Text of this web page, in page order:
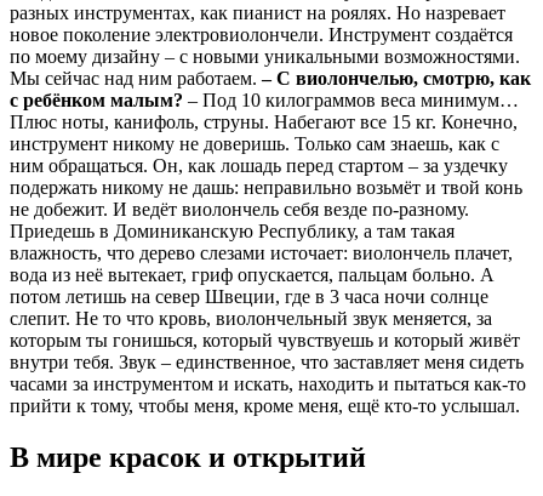
разных инструментах, как пианист на роялях. Но назревает
новое поколение электровиолончели. Инструмент создаётся
по моему дизайну – с новыми уникальными возможностями.
Мы сейчас над ним работаем.– С виолончелью, смотрю, как
с ребёнком малым? – Под 10 килограммов веса минимум…
Плюс ноты, канифоль, струны. Набегают все 15 кг. Конечно,
инструмент никому не доверишь. Только сам знаешь, как с
ним обращаться. Он, как лошадь перед стартом – за уздечку
подержать никому не дашь: неправильно возьмёт и твой конь
не добежит. И ведёт виолончель себя везде по-разному.
Приедешь в Доминиканскую Республику, а там такая
влажность, что дерево слезами источает: виолончель плачет,
вода из неё вытекает, гриф опускается, пальцам больно. А
потом летишь на север Швеции, где в 3 часа ночи солнце
слепит. Не то что кровь, виолончельный звук меняется, за
которым ты гонишься, который чувствуешь и который живёт
внутри тебя. Звук – единственное, что заставляет меня сидеть
часами за инструментом и искать, находить и пытаться как-то
прийти к тому, чтобы меня, кроме меня, ещё кто-то услышал.
В мире красок и открытий